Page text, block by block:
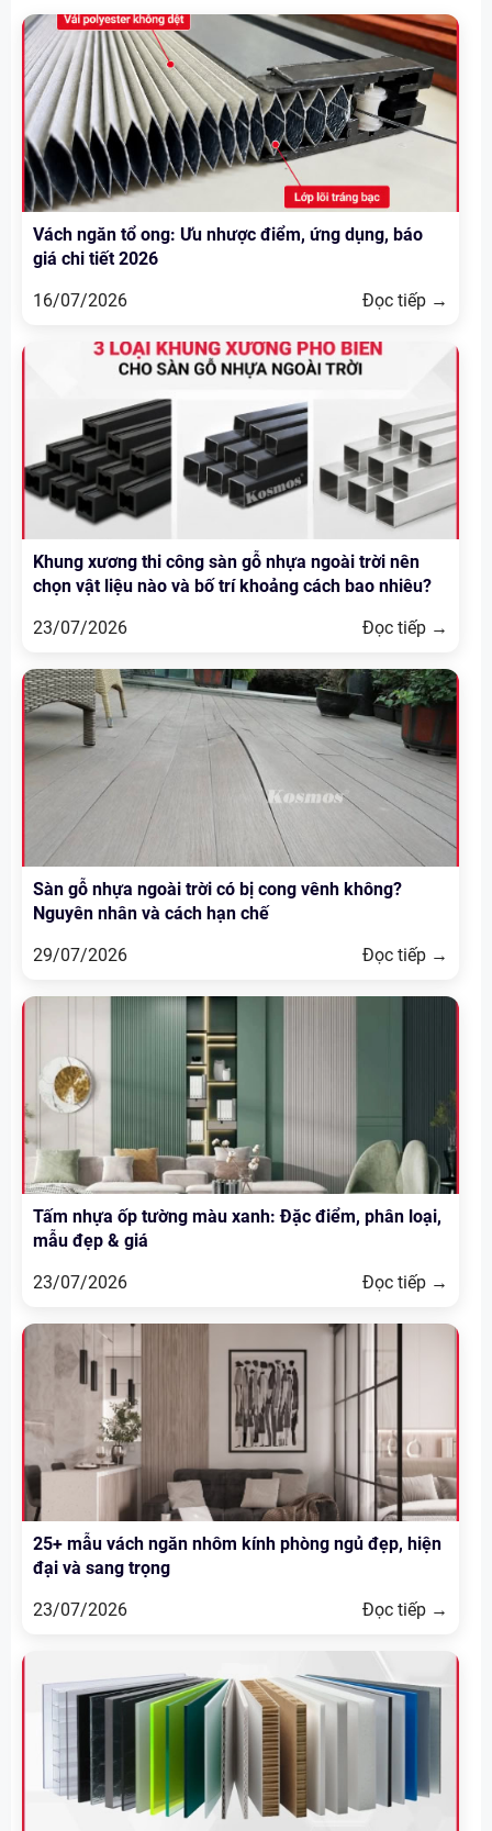
Vách ngăn tổ ong: Ưu nhược điểm, ứng dụng, báo
giá chi tiết 2026
16/07/2026
Đọc tiếp →
Khung xương thi công sàn gỗ nhựa ngoài trời nên
chọn vật liệu nào và bố trí khoảng cách bao nhiêu?
23/07/2026
Đọc tiếp →
Sàn gỗ nhựa ngoài trời có bị cong vênh không?
Nguyên nhân và cách hạn chế
29/07/2026
Đọc tiếp →
Tấm nhựa ốp tường màu xanh: Đặc điểm, phân loại,
mẫu đẹp & giá
23/07/2026
Đọc tiếp →
25+ mẫu vách ngăn nhôm kính phòng ngủ đẹp, hiện
đại và sang trọng
23/07/2026
Đọc tiếp →